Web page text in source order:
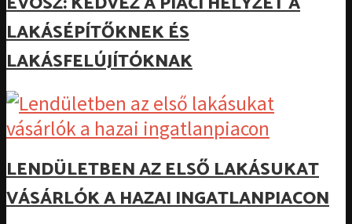
LAKÁSÉPÍTŐKNEK ÉS
LAKÁSFELÚJÍTÓKNAK
LENDÜLETBEN AZ ELSŐ LAKÁSUKAT
VÁSÁRLÓK A HAZAI INGATLANPIACON